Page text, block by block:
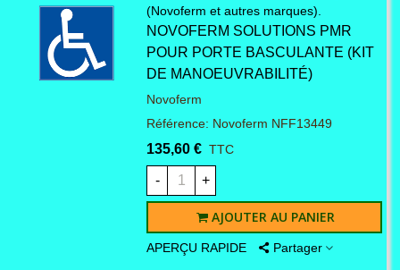
(Novoferm et autres marques).
NOVOFERM SOLUTIONS PMR
POUR PORTE BASCULANTE (KIT
DE MANOEUVRABILITÉ)
Novoferm
Référence: Novoferm NFF13449
135,60 € TTC
- +
AJOUTER AU PANIER
APERÇU RAPIDE Partager